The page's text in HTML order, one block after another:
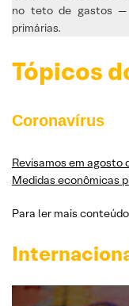
no teto de gastos —
primárias.
Tópicos
Coronavírus
Revisamos em agosto
Medidas econômicas
Para ler mais